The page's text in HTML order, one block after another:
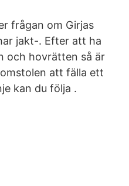
frågan om Girjas
jakt-. Efter att ha
och hovrätten så är
att fälla ett
kan du följa .